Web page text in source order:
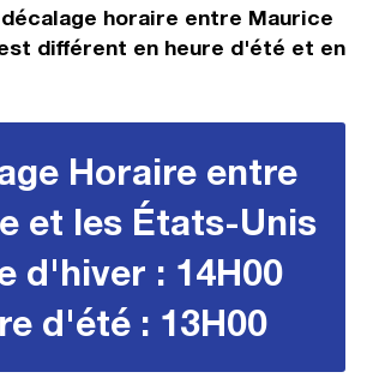
horaire entre Maurice
différent en heure d'été et en
Horaire entre
et les États-Unis
d'hiver : 14H00
d'été : 13H00